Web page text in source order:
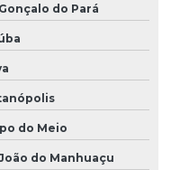
do Pará
do Meio
do Manhuaçu